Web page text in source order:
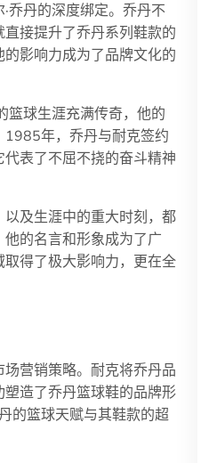
乔丹的深度绑定。乔丹不
接提升了乔丹系列鞋款的
影响力成为了品牌文化的
篮球生涯充满传奇，他的
1985年，乔丹与耐克签约
表了不屈不挠的奋斗精神
及生涯中的重大时刻，都
的名言和形象成为了广
得了极大影响力，更在全
营销策略。耐克将乔丹品
造了乔丹篮球鞋的品牌形
的篮球天赋与其鞋款的超